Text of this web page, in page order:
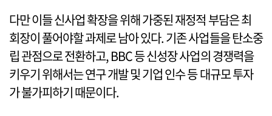
다만 이들 신사업 확장을 위해 가중된 재정적 부담은 최
회장이 풀어야할 과제로 남아 있다. 기존 사업들을 탄소중
립 관점으로 전환하고, BBC 등 신성장 사업의 경쟁력을
키우기 위해서는 연구 개발 및 기업 인수 등 대규모 투자
가 불가피하기 때문이다.